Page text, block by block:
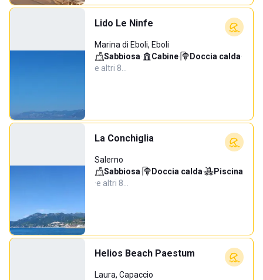
Lido Le Ninfe
Marina di Eboli, Eboli
Sabbiosa· Cabine· Doccia calda·
e altri 8…
La Conchiglia
Salerno
Sabbiosa· Doccia calda·
Piscina
·e altri 8…
Helios Beach Paestum
Laura, Capaccio